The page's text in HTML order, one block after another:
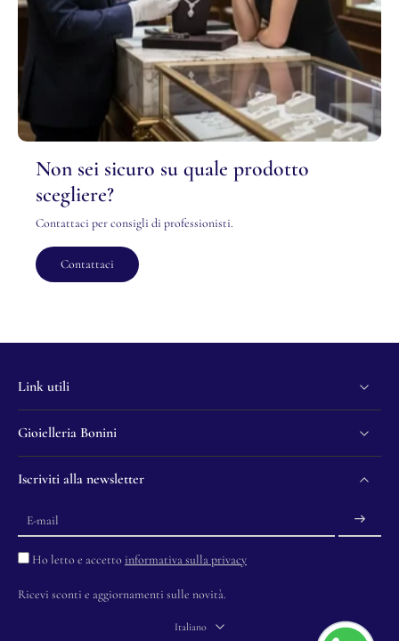
Non sei sicuro su quale prodotto
scegliere?
Contattaci per consigli di professionisti.
Contattaci
Link utili
Gioielleria Bonini
Iscriviti alla newsletter
E-mail
Ho letto e accetto informativa sulla privacy
Ricevi sconti e aggiornamenti sulle novità.
Italiano